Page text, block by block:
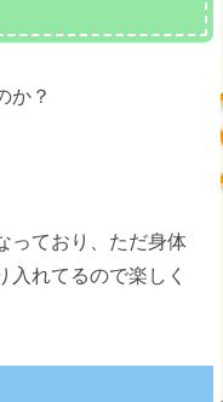
か？
っており、ただ身体
入れてるので楽しく